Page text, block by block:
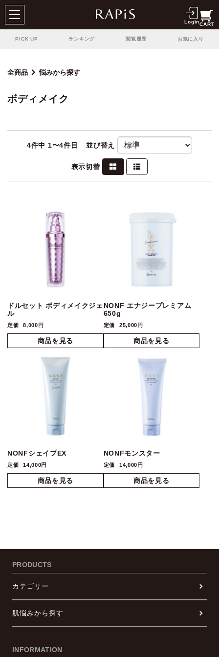
LoginCART
PICK UP ランキング 閲覧履歴 お気に入り
全商品 悩みから探す
ボディメイク
4件中 1〜4件目 並び替え
表示切替
ドルセット ボディメイクジェ
ル
定価 8,000円
NONF エナジープレミアム
650g
定価 25,000円
NONFシェイプEX
定価 14,000円
NONFモンスター
定価 14,000円
PRODUCTS
カテゴリー
肌悩みから探す
INFORMATION